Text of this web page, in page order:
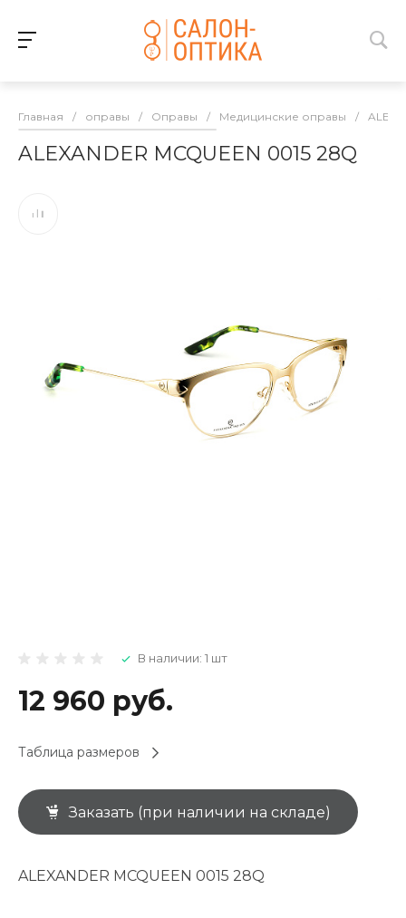
Главная / оправы / Оправы / Медицинские оправы /
ALEXANDER MCQUEEN 0015 28Q
В наличии: 1 шт
12 960 руб.
Таблица размеров
Заказать (при наличии на складе)
ALEXANDER MCQUEEN 0015 28Q